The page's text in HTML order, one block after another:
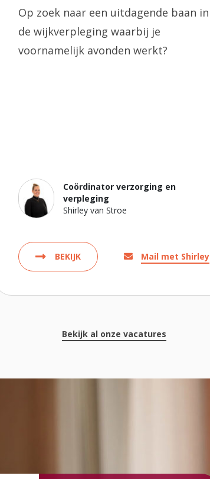
Op zoek naar een uitdagende baan in
de wijkverpleging waarbij je
voornamelijk avonden werkt?
Coördinator verzorging en
verpleging
Shirley van Stroe
BEKIJK Mail met Shirley
Bekijk al onze vacatures